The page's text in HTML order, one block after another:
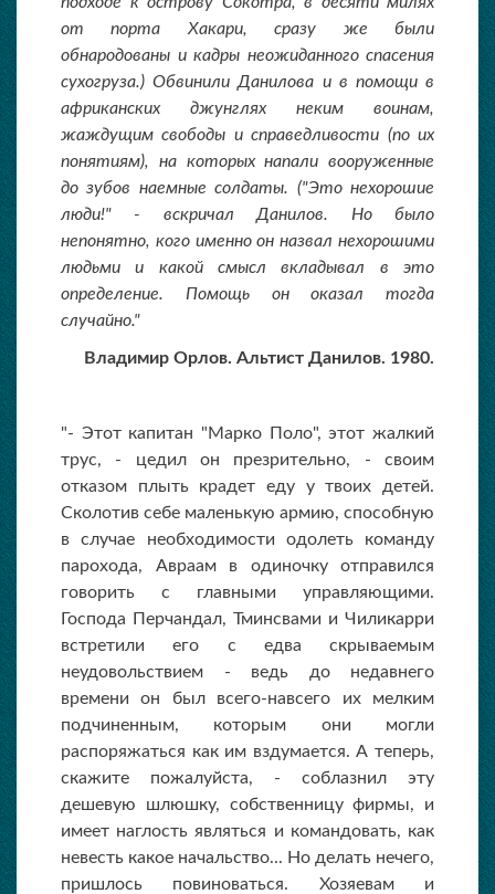
от порта Хакари, сразу же были
обнародованы и кадры неожиданного спасения
сухогруза.) Обвинили Данилова и в помощи в
африканских джунглях неким воинам,
жаждущим свободы и справедливости (по их
понятиям), на которых напали вооруженные
до зубов наемные солдаты. ("Это нехорошие
люди!" - вскричал Данилов. Но было
непонятно, кого именно он назвал нехорошими
людьми и какой смысл вкладывал в это
определение. Помощь он оказал тогда
случайно."
Владимир Орлов. Альтист Данилов. 1980.
"- Этот капитан "Марко Поло", этот жалкий
трус, - цедил он презрительно, - своим
отказом плыть крадет еду у твоих детей.
Сколотив себе маленькую армию, способную
в случае необходимости одолеть команду
парохода, Авраам в одиночку отправился
говорить с главными управляющими.
Господа Перчандал, Тминсвами и Чиликарри
встретили его с едва скрываемым
неудовольствием - ведь до недавнего
времени он был всего-навсего их мелким
подчиненным, которым они могли
распоряжаться как им вздумается. А теперь,
скажите пожалуйста, - соблазнил эту
дешевую шлюшку, собственницу фирмы, и
имеет наглость являться и командовать, как
невесть какое начальство... Но делать нечего,
пришлось повиноваться. Хозяевам и